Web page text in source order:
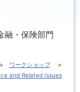
融・保険部門
ワークショップ
and Related Issues